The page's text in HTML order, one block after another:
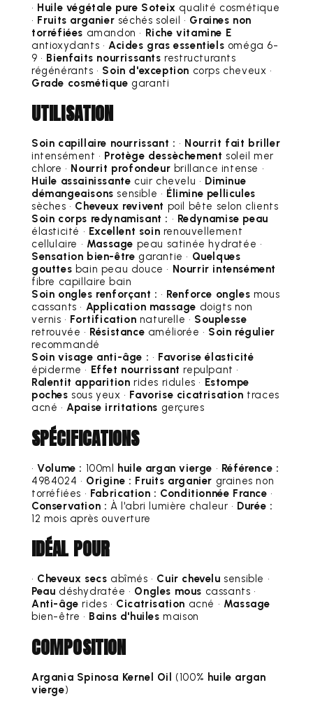
• Huile végétale pure Soteix qualité cosmétique
• Fruits arganier séchés soleil • Graines non
torréfiées amandon • Riche vitamine E
antioxydants • Acides gras essentiels oméga 6-
9 • Bienfaits nourrissants restructurants
régénérants • Soin d'exception corps cheveux •
Grade cosmétique garanti
UTILISATION
Soin capillaire nourrissant : • Nourrit fait briller
intensément • Protège dessèchement soleil mer
chlore • Nourrit profondeur brillance intense •
Huile assainissante cuir chevelu • Diminue
démangeaisons sensible • Élimine pellicules
sèches • Cheveux revivent poil bête selon clients
Soin corps redynamisant : • Redynamise peau
élasticité • Excellent soin renouvellement
cellulaire • Massage peau satinée hydratée •
Sensation bien-être garantie • Quelques
gouttes bain peau douce • Nourrir intensément
fibre capillaire bain
Soin ongles renforçant : • Renforce ongles mous
cassants • Application massage doigts non
vernis • Fortification naturelle • Souplesse
retrouvée • Résistance améliorée • Soin régulier
recommandé
Soin visage anti-âge : • Favorise élasticité
épiderme • Effet nourrissant repulpant •
Ralentit apparition rides ridules • Estompe
poches sous yeux • Favorise cicatrisation traces
acné •Apaise irritations gerçures
SPÉCIFICATIONS
•Volume : 100ml huile argan vierge • Référence :
4984024 • Origine : Fruits arganier graines non
torréfiées • Fabrication : Conditionnée France •
Conservation : À l'abri lumière chaleur • Durée :
12 mois après ouverture
IDÉAL POUR
• Cheveux secs abîmés • Cuir chevelu sensible •
Peau déshydratée • Ongles mous cassants •
Anti-âge rides • Cicatrisation acné • Massage
bien-être • Bains d'huiles maison
COMPOSITION
Argania Spinosa Kernel Oil (100% huile argan
vierge)